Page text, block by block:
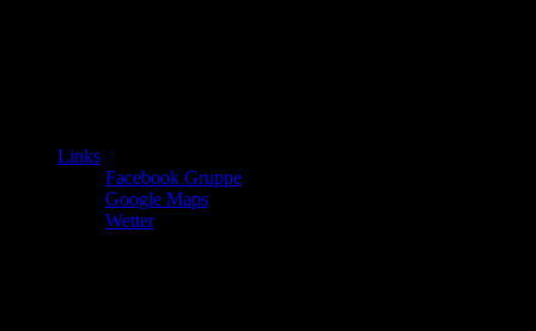
Links
Facebook Gruppe
Google Maps
Wetter